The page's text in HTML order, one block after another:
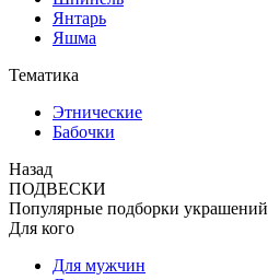
Янтарь
Яшма
Тематика
Этнические
Бабочки
Назад
ПОДВЕСКИ
Популярные подборки украшений
Для кого
Для мужчин